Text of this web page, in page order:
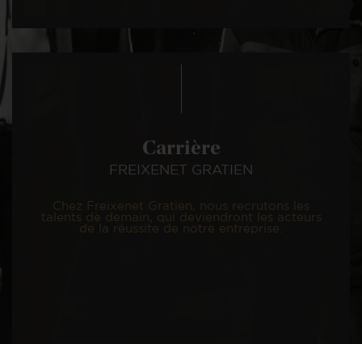
Carrière
FREIXENET GRATIEN
Chez Freixenet Gratien, nous recrutons les
talents de demain, qui deviendront les acteurs
de la réussite de notre entreprise.